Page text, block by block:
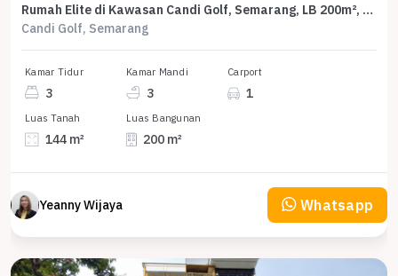
Rumah Elite di Kawasan Candi Golf, Semarang, LB 200m², Harga 4,5 Miliar
Candi Golf, Semarang
Kamar Tidur
3
Kamar Mandi
3
Carport
1
Luas Tanah
144 m²
Luas Bangunan
200 m²
Yeanny Wijaya Whatsapp